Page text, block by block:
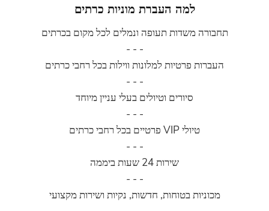
למה העברת מוניות כרתים
משדות תעופה ונמלים לכל מקום בכרתים
פרטיות למלונות ווילות בכל רחבי כרתים
סיורים וטיולים בעלי עניין מיוחד
בטוחות, חדשות, נקיות ושירות מקצועי